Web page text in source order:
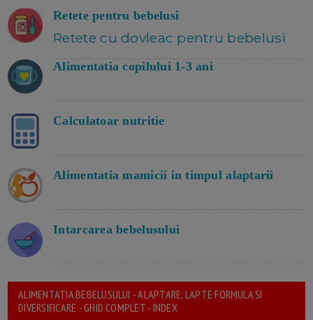
Retete pentru bebelusi
Retete cu dovleac pentru bebelusi
Alimentatia copilului 1-3 ani
Calculatoar nutritie
Alimentatia mamicii in timpul alaptarii
Intarcarea bebelusului
ALIMENTATIA BEBELUSULUI - ALAPTARE, LAPTE FORMULA SI
DIVERSIFICARE - GHID COMPLET - INDEX